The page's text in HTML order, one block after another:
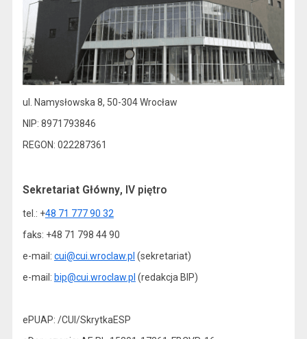
ul. Namysłowska 8, 50-304 Wrocław
NIP: 8971793846
REGON: 022287361
Sekretariat Główny, IV piętro
tel.: +48 71 777 90 32
faks: +48 71 798 44 90
e-mail: cui@cui.wroclaw.pl (sekretariat)
e-mail: bip@cui.wroclaw.pl (redakcja BIP)
ePUAP: /CUI/SkrytkaESP